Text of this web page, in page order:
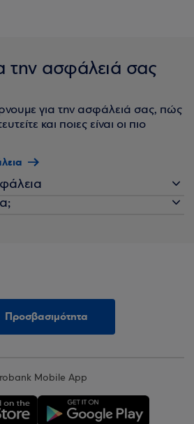
την ασφάλειά σας
για την ασφάλειά σας, πώς
και ποιες είναι οι πιο
Προσβασιμότητα
Mobile App